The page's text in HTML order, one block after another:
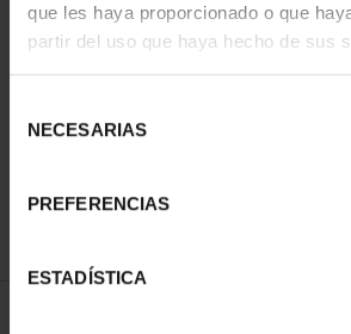
que les haya proporcionado o que
partir del uso que haya hecho de sus
NECESARIAS
PREFERENCIAS
ESTADÍSTICA
CIUDADES PATRIMONIO
DE LA HUMANIDAD
1.095,00 €